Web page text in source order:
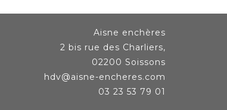
Aisne enchères
2 bis rue des Charliers,
02200 Soissons
hdv@aisne-encheres.com
03 23 53 79 01